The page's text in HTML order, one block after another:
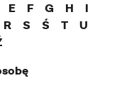
E F G H
I
R S Ś T
U